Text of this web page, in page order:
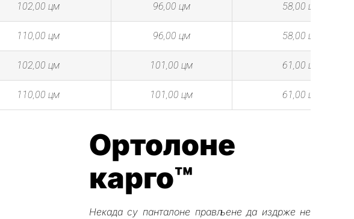
102,00 цм 96,00 цм 58,00 цм
110,00 цм 96,00 цм 58,00 цм
102,00 цм 101,00 цм 61,00 цм
110,00 цм 101,00 цм 61,00 цм
Ортолоне
карго™
Некада су панталоне прављене да издрже не